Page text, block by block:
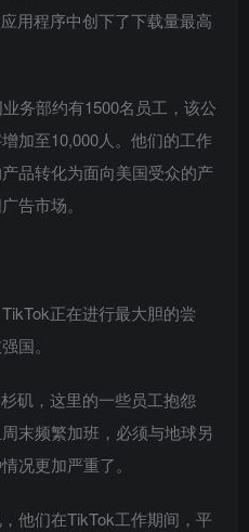
用程序中创下了下载量最高
务部约有1500名员工，该公
加至10,000人。他们的工作
品转化为面向美国受众的产
告市场。
正在进行最大胆的尝
国。
矶，这里的一些员工抱怨
末频繁加班，必须与地球另
况更加严重了。
他们在TikTok工作期间，平